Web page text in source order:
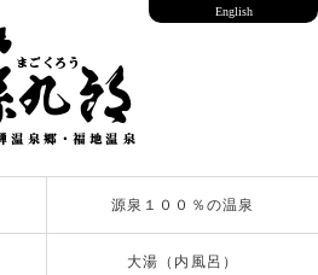
源泉１００％の温泉
大湯（内風呂）
English